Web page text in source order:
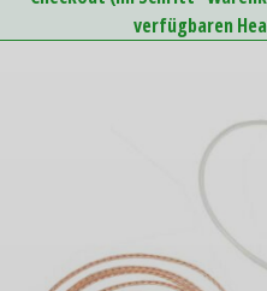
verfügbaren